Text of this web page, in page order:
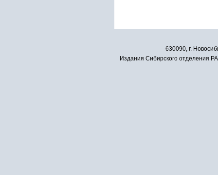
630090, г.
Издания Сибирского отделения